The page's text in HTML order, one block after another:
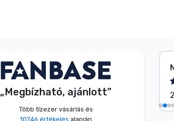
„Megbízható, ajánlott”
Több tízezer vásárlás és
10746 értékelés alapján
Dávid Sulyok Vásárló
2026. 08. 08.